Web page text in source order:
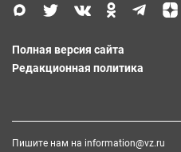
Полная версия сайта
Редакционная политика
Пишите нам на information@vz.ru